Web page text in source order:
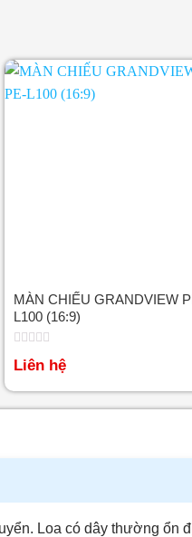
MÀN CHIẾU GRANDVIEW
L100 (16:9)
Được
xếp
0
5
Liên hệ
Loa có dây thường